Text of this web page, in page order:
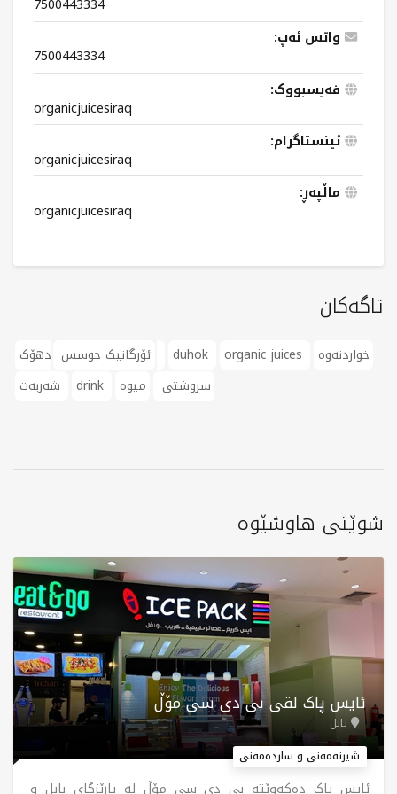
7500443334
واتس ئەپ:
7500443334
فەیسبووک:
organicjuicesiraq
ئینستاگرام:
organicjuicesiraq
ماڵپەڕ:
organicjuicesiraq
تاگەکان
ئۆرگانیک جوسس duhok organic juices
خواردنەوە
drink سروشتی میوە
شوێنی هاوشێوە
ئایس پاک لقی بی دی سی مۆڵ
بابل
شیرنەمەنی و ساردەمەنی
ئایس پاک دەکەوێتە بی دی سی مۆڵ لە پارێزگای بابل و